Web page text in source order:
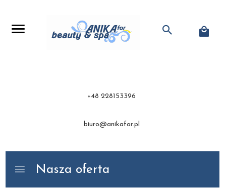
+48 228153396
biuro@anikafor.pl
Nasza oferta